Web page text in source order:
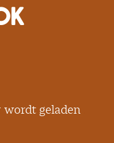
geladen